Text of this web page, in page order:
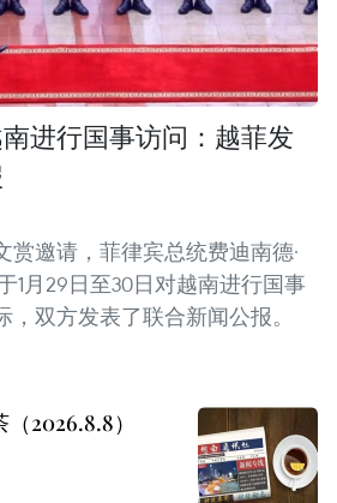
进行国事访问：越菲发
赏邀请，菲律宾总统费迪南德·
1月29日至30日对越南进行国事
双方发表了联合新闻公报。
2026.8.8）